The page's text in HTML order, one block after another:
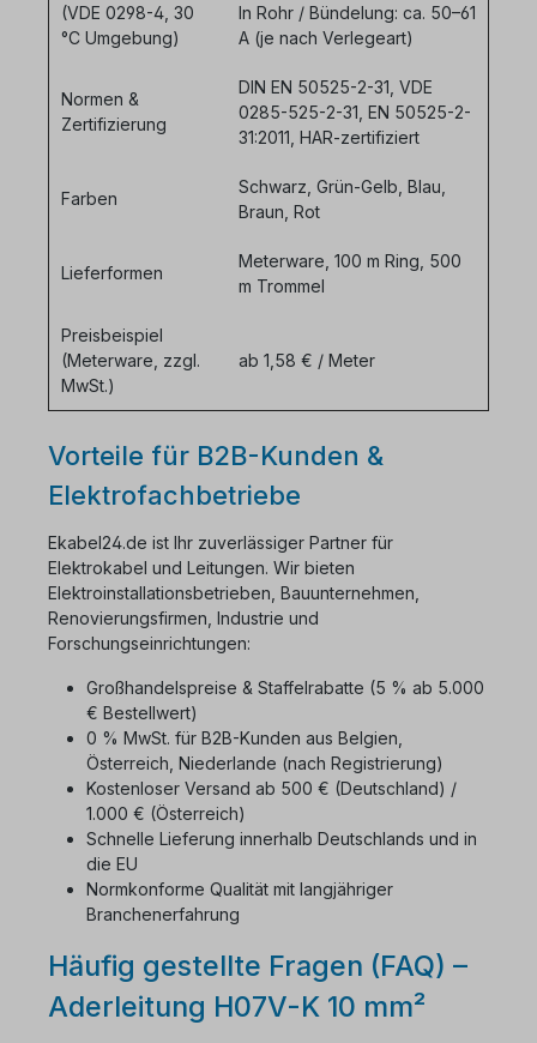
(VDE 0298-4, 30
°C Umgebung)
In Rohr / Bündelung: ca. 50–61
A (je nach Verlegeart)
Normen &
Zertifizierung
DIN EN 50525-2-31, VDE
0285-525-2-31, EN 50525-2-
31:2011, HAR-zertifiziert
Farben
Schwarz, Grün-Gelb, Blau,
Braun, Rot
Lieferformen
Meterware, 100 m Ring, 500
m Trommel
Preisbeispiel
(Meterware, zzgl.
MwSt.)
ab 1,58 € / Meter
Vorteile für B2B-Kunden &
Elektrofachbetriebe
Ekabel24.de ist Ihr zuverlässiger Partner für
Elektrokabel und Leitungen. Wir bieten
Elektroinstallationsbetrieben, Bauunternehmen,
Renovierungsfirmen, Industrie und
Forschungseinrichtungen:
Großhandelspreise & Staffelrabatte (5 % ab 5.000
€ Bestellwert)
0 % MwSt. für B2B-Kunden aus Belgien,
Österreich, Niederlande (nach Registrierung)
Kostenloser Versand ab 500 € (Deutschland) /
1.000 € (Österreich)
Schnelle Lieferung innerhalb Deutschlands und in
die EU
Normkonforme Qualität mit langjähriger
Branchenerfahrung
Häufig gestellte Fragen (FAQ) –
Aderleitung H07V-K 10 mm²